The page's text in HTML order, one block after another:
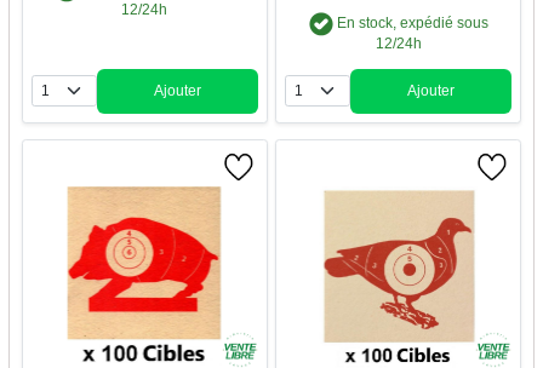
12/24h
Quantité
Ajouter
En stock, expédié sous
12/24h
Quantité
Ajouter